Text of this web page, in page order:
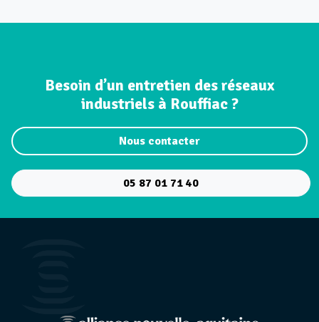
Besoin d’un entretien des réseaux
industriels à Rouffiac ?
Nous contacter
05 87 01 71 40